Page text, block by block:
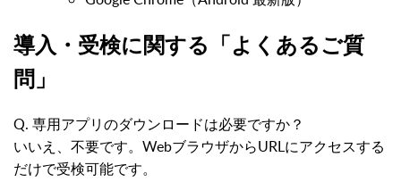
導入・受検に関する「よくあるご質
問」
Q. 専用アプリのダウンロードは必要ですか？
いいえ、不要です。WebブラウザからURLにアクセスする
だけで受検可能です。